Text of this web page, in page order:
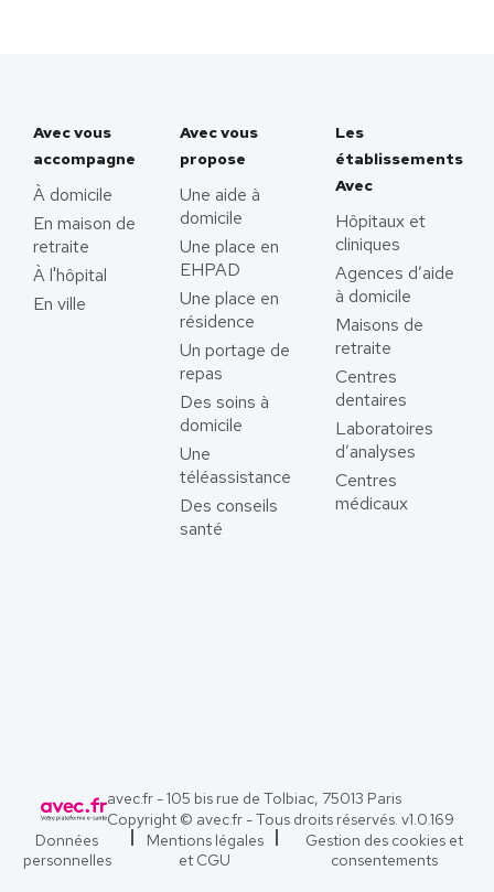
Avec vous
accompagne
À domicile
En maison de
retraite
À l'hôpital
En ville
Avec vous
propose
Une aide à
domicile
Une place en
EHPAD
Une place en
résidence
Un portage de
repas
Des soins à
domicile
Une
téléassistance
Des conseils
santé
Les
établissements
Avec
Hôpitaux et
cliniques
Agences d’aide
à domicile
Maisons de
retraite
Centres
dentaires
Laboratoires
d’analyses
Centres
médicaux
avec.fr - 105 bis rue de Tolbiac, 75013 Paris
Copyright © avec.fr - Tous droits réservés. v1.0.169
Données
personnelles
Mentions légales
et CGU
Gestion des cookies et
consentements